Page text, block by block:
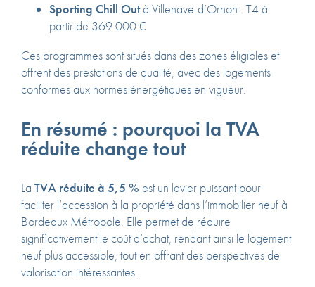
Sporting Chill Outà Villenave-d’Ornon : T4 à
partir de 369 000 €
Ces programmes sont situés dans des zones éligibles et
offrent des prestations de qualité, avec des logements
conformes aux normes énergétiques en vigueur.
En résumé : pourquoi la TVA
réduite change tout
La TVA réduite à 5,5 % est un levier puissant pour
faciliter l’accession à la propriété dans l’immobilier neuf à
Bordeaux Métropole. Elle permet de réduire
significativement le coût d’achat, rendant ainsi le logement
neuf plus accessible, tout en offrant des perspectives de
valorisation intéressantes.